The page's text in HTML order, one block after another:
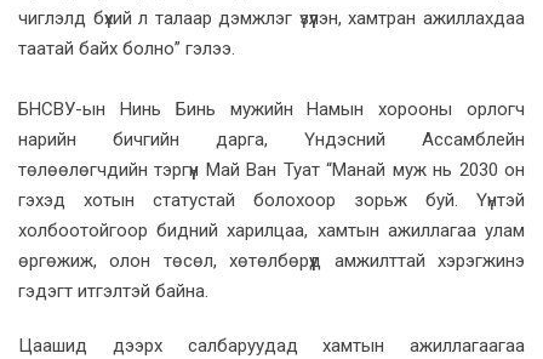
чиглэлд бүхий л талаар дэмжлэг үзүүлэн, хамтран ажиллахдаа
таатай байх болно” гэлээ.
БНСВУ-ын Нинь Бинь мужийн Намын хорооны орлогч
нарийн бичгийн дарга, Үндэсний Ассамблейн
төлөөлөгчдийн тэргүүн Май Ван Туат “Манай муж нь 2030 он
гэхэд хотын статустай болохоор зорьж буй. Үүнтэй
холбоотойгоор бидний харилцаа, хамтын ажиллагаа улам
өргөжиж, олон төсөл, хөтөлбөрүүд амжилттай хэрэгжинэ
гэдэгт итгэлтэй байна.
Цаашид дээрх салбаруудад хамтын ажиллагаагаа